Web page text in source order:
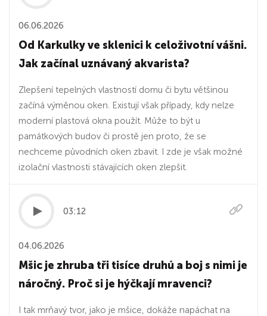
06.06.2026
Od Karkulky ve sklenici k celoživotní vášni.
Jak začínal uznávaný akvarista?
Zlepšení tepelných vlastností domu či bytu většinou
začíná výměnou oken. Existují však případy, kdy nelze
moderní plastová okna použít. Může to být u
památkových budov či prostě jen proto, že se
nechceme původních oken zbavit. I zde je však možné
izolační vlastnosti stávajících oken zlepšit.
03:12
04.06.2026
Mšic je zhruba tři tisíce druhů a boj s nimi je
náročný. Proč si je hýčkají mravenci?
I tak mrňavý tvor, jako je mšice, dokáže napáchat na